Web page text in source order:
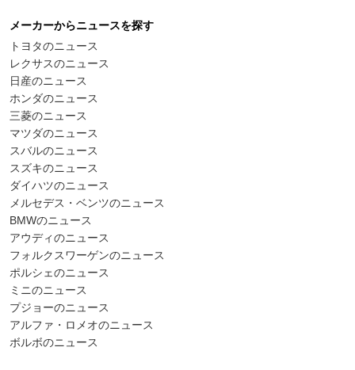
メーカーからニュースを探す
トヨタのニュース
レクサスのニュース
日産のニュース
ホンダのニュース
三菱のニュース
マツダのニュース
スバルのニュース
スズキのニュース
ダイハツのニュース
メルセデス・ベンツのニュース
BMWのニュース
アウディのニュース
フォルクスワーゲンのニュース
ポルシェのニュース
ミニのニュース
プジョーのニュース
アルファ・ロメオのニュース
ボルボのニュース